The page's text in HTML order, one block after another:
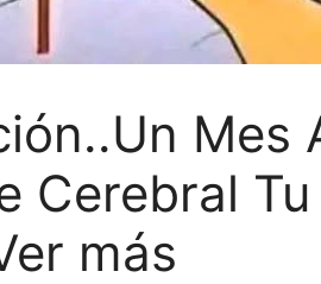
Mes
Cerebral
más